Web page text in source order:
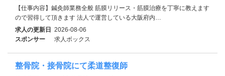
【仕事内容】鍼灸師業務全般 筋膜リリース・筋膜治療を丁寧に教えます
ので習得して頂きます 法人で運営している大阪府内…
求人の更新日 2026-08-06
スポンサー
求人ボックス
整骨院・接骨院にて柔道整復師